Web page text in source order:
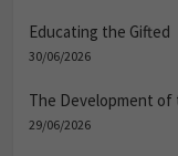
Educating the Gifted
30/06/2026
The Development
29/06/2026